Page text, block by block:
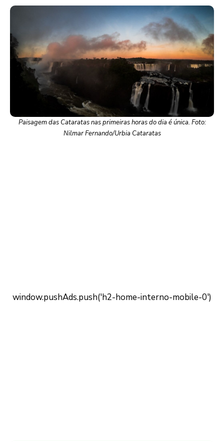
Paisagem das Cataratas nas primeiras horas do dia é única. Foto:
Nilmar Fernando/Urbia Cataratas